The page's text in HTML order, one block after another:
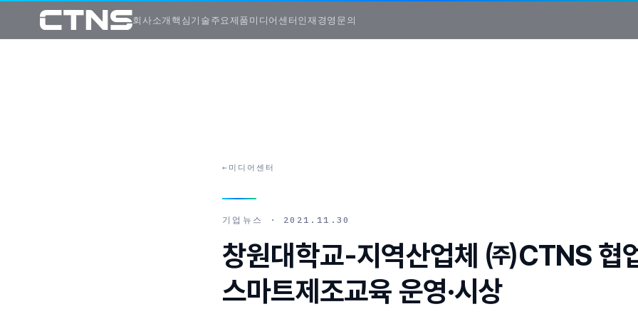
회사소개 핵심기술주요제품미디어센터인재경영 문의
← 미디어센터
기업뉴스 · 2021.11.30
창원대학교-지역산업체 ㈜CTNS 협
스마트제조교육 운영·시상